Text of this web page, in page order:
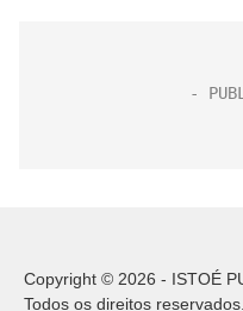
Copyright © 2026 - ISTOÉ
Todos os direitos reservados.